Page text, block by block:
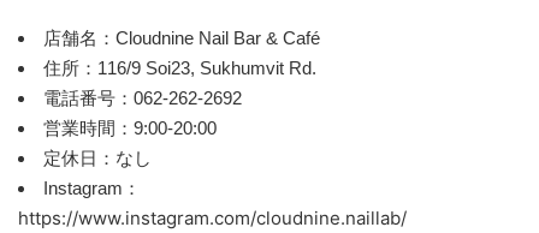
店舗名：Cloudnine Nail Bar & Café
住所：116/9 Soi23, Sukhumvit Rd.
電話番号：062-262-2692
営業時間：9:00-20:00
定休日：なし
Instagram：
https://www.instagram.com/cloudnine.naillab/